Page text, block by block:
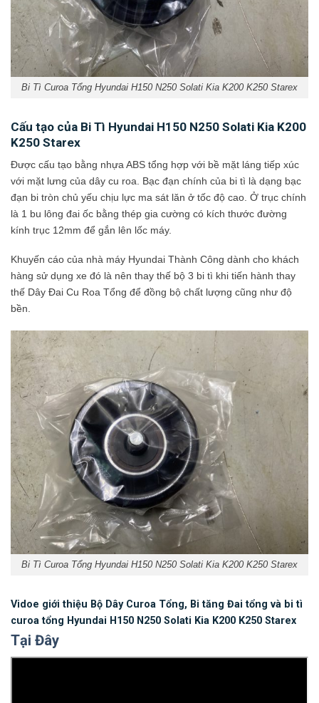
Bi Tì Curoa Tổng Hyundai H150 N250 Solati Kia K200 K250 Starex
Cấu tạo của Bi Tì Hyundai H150 N250 Solati Kia K200
K250 Starex
Được cấu tạo bằng nhựa ABS tổng hợp với bề mặt láng tiếp xúc
với mặt lưng của dây cu roa. Bạc đạn chính của bi tì là dạng bạc
đạn bi tròn chủ yếu chịu lực ma sát lăn ở tốc độ cao. Ở trục chính
là 1 bu lông đai ốc bằng thép gia cường có kích thước đường
kính trục 12mm để gắn lên lốc máy.
Khuyến cáo của nhà máy Hyundai Thành Công dành cho khách
hàng sử dụng xe đó là nên thay thế bộ 3 bi tì khi tiến hành thay
thế Dây Đai Cu Roa Tổng để đồng bộ chất lượng cũng như độ
bền.
Bi Tì Curoa Tổng Hyundai H150 N250 Solati Kia K200 K250 Starex
Vidoe giới thiệu Bộ Dây Curoa Tổng, Bi tăng Đai tổng và bi tì
curoa tổng Hyundai H150 N250 Solati Kia K200 K250 Starex
Tại Đây